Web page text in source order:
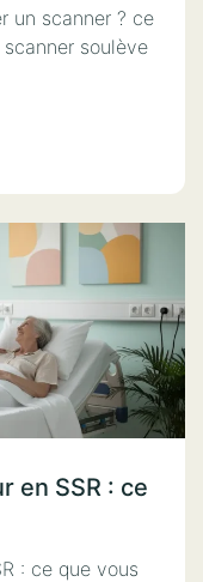
un scanner ? ce
scanner soulève
en SSR : ce
: ce que vous